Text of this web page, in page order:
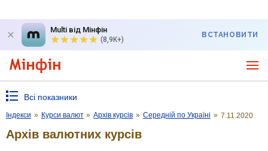
Multi від Мінфін
(8,9K+)
ВСТАНОВИТИ
Всі показники
Індекси » Курси валют » Архів курсів » Середній по Україні » 7.11.2020
Архів валютних курсів